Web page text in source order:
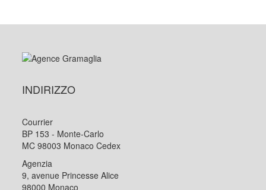
INDIRIZZO
Courrier
BP 153 - Monte-Carlo
MC 98003 Monaco Cedex
Agenzia
9, avenue Princesse Alice
98000 Monaco